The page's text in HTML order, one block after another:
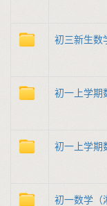
初三新生数
初一上学期
初一上学期
初一数学（